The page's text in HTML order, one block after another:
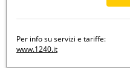
Per info su servizi e tariffe:
www.1240.it